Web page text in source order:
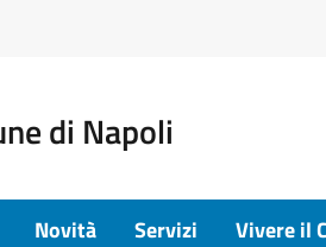
di Napoli
Novità Servizi Vivere il